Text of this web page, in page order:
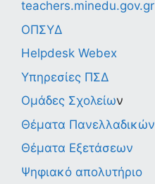
teachers.minedu.gov.gr
ΟΠΣΥΔ
Helpdesk Webex
Υπηρεσίες ΠΣΔ
Ομάδες Σχολείων
Θέματα Πανελλαδικών
Θέματα Εξετάσεων
Ψηφιακό απολυτήριο